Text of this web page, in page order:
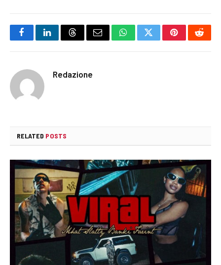
FacebookLinkedInThreadsEmail WhatsAppTwitterPinterest
Redazione
RELATED POSTS